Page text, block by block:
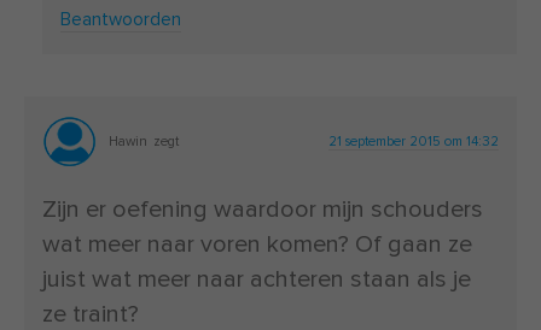
Beantwoorden
Hawin zegt 21 september 2015 om 14:32
Zijn er oefening waardoor mijn schouders
wat meer naar voren komen? Of gaan ze
juist wat meer naar achteren staan als je
ze traint?